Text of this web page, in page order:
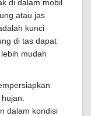
di dalam mobil
atau jas
kunci
di tas dapat
mudah
dalam kondisi